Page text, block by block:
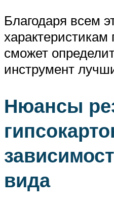
Благодаря всем
характеристикам
сможет
инструмент
Нюансы
вида